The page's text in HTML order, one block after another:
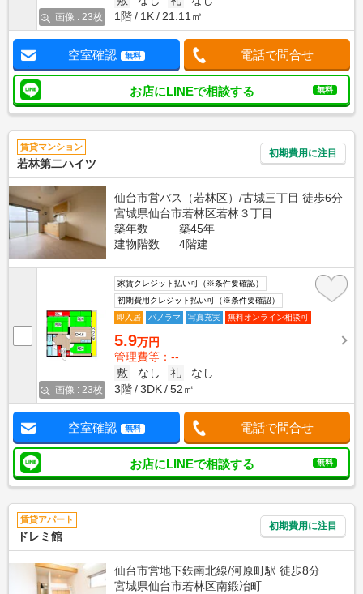
画像 : 23枚
1階
1K 21.11㎡
空室確認 無料 電話で問合せ
お店にLINEで相談する 無料
賃貸マンション
若林第二ハイツ
初期費用に注目
仙台市営バス（若林区）/古城三丁目 徒歩6分
宮城県仙台市若林区若林３丁目
築年数
築45年
建物階数
4階建
画像 : 23枚
家賃クレジット払い可（※条件要確認）
初期費用クレジット払い可（※条件要確認）
即入居
パノラマ 写真充実 無料オンライン相談可
5.9万円
管理費等：--
敷
なし 礼
なし
3階
3DK 52㎡
空室確認 無料 電話で問合せ
お店にLINEで相談する 無料
賃貸アパート
ドレミ館
初期費用に注目
仙台市営地下鉄南北線/河原町駅 徒歩8分
宮城県仙台市若林区南鍛冶町